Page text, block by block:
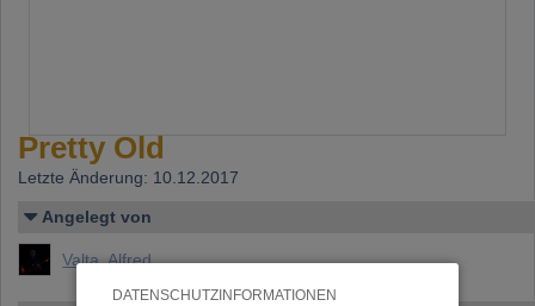
DATENSCHUTZINFORMATIONEN
Pretty Old
Letzte Änderung: 10.12.2017
Angelegt von
Valta, Alfred